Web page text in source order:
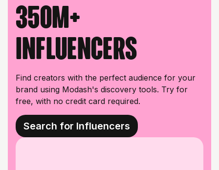
350M+
influencers
Find creators with the perfect audience for your
brand using Modash's discovery tools. Try for
free, with no credit card required.
Search for Influencers